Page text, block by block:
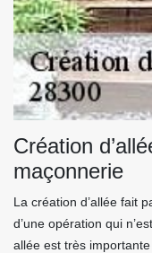
Création
maçonnerie
La création d’allée fait
d’une opération qui
allée est très